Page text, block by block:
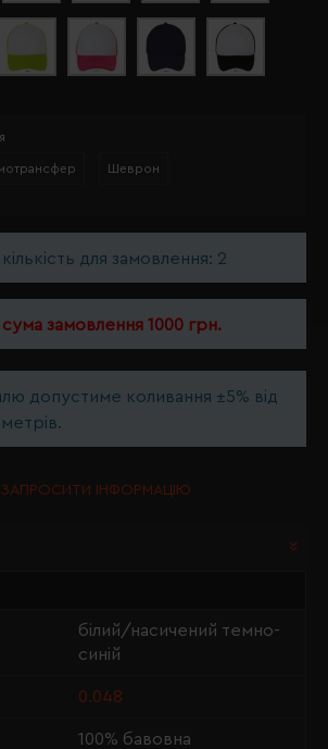
Шеврон
кількість для замовлення: 2
сума замовлення 1000 грн.
допустиме коливання ±5% від
ЗАПРОСИТИ ІНФОРМАЦІЮ
білий/насичений темно-
синій
0.048
100% бавовна